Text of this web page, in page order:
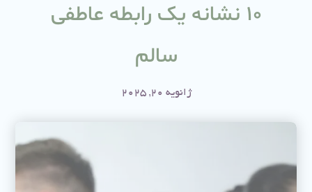
۱۰ نشانه یک رابطه عاطفی
سالم
ژانویه 20, 2025